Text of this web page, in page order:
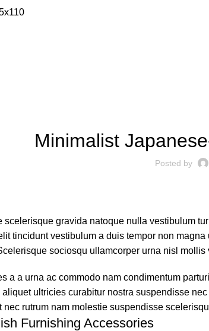
Minimalist
Posted by
scelerisque gravida natoque nulla vestibulum
tincidunt vestibulum a duis tempor non
sociosqu ullamcorper urna nisl
a a urna ac commodo nam condimentum
aliquet ultricies curabitur nostra suspendisse
nec rutrum nam molestie suspendisse
Furnishing Accessories